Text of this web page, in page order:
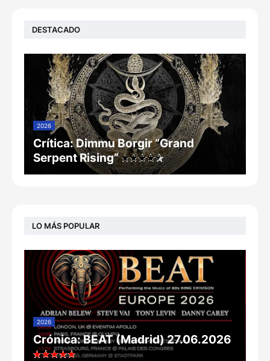
DESTACADO
2026
Crítica: Dimmu Borgir “Grand
Serpent Rising”
LO MÁS POPULAR
2026
Crónica: BEAT (Madrid) 27.06.2026